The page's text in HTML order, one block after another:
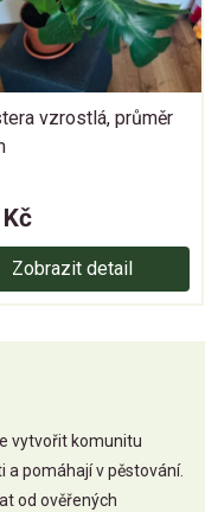
vzrostlá, průměr
Zobrazit detail
vytvořit komunitu
a pomáhají v pěstování.
od ověřených